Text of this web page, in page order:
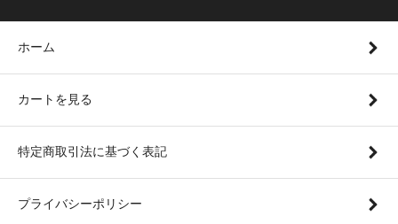
ホーム
カートを見る
特定商取引法に基づく表記
プライバシーポリシー